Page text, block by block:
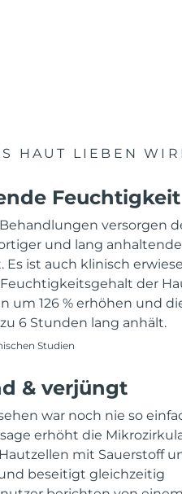
HAUT LIEBEN
Feuchtigkeit
versorgen
und lang
Es ist auch klinisch
Feuchtigkeitsgehalt der
um 126 % erhöhen und
6 Stunden lang anhält.
Studien
& verjüngt
war noch nie so
erhöht die
mit Sauerstoff
beseitigt gleichzeitig